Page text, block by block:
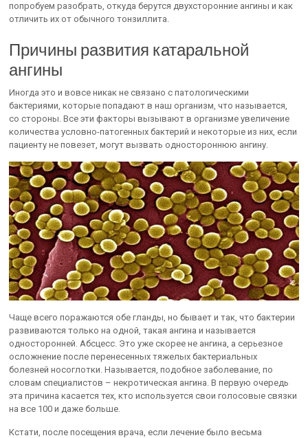
попробуем разобрать, откуда берутся двухсторонние ангины и как
отличить их от обычного тонзиллита.
Причины развития катаральной
ангины
Иногда это и вовсе никак не связано с патологическими
бактериями, которые попадают в наш организм, что называется,
со стороны. Все эти факторы вызывают в организме увеличение
количества условно-патогенных бактерий и некоторые из них, если
пациенту не повезет, могут вызвать одностороннюю ангину.
Чаще всего поражаются обе гланды, но бывает и так, что бактерии
развиваются только на одной, такая ангина и называется
односторонней. Абсцесс. Это уже скорее не ангина, а серьезное
осложнение после перенесенных тяжелых бактериальных
болезней носоглотки. Называется, подобное заболевание, по
словам специалистов – некротическая ангина. В первую очередь
эта причина касается тех, кто используется свои голосовые связки
на все 100 и даже больше.
Кстати, после посещения врача, если лечение было весьма